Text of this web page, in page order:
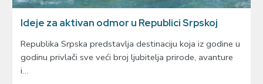
Ideje za aktivan odmor u Republici Srpskoj
Republika Srpska predstavlja destinaciju koja iz godine u
godinu privlači sve veći broj ljubitelja prirode, avanture
i…